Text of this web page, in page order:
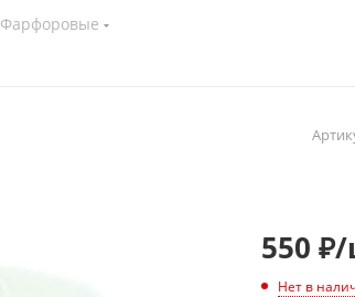
Фарфоровые
550 ₽/
Нет в